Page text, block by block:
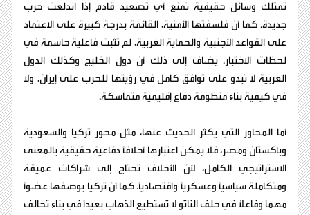
تمتلك وسائل حقيقية تمنع أي تصعيد قادم إذا اندلعت حرب
جديدة. كما أن فلسفتها الأمنية، القائمة بدرجة كبيرة على الاعتماد
على القواعد الأجنبية والحماية الغربية، لم تثبت فاعلية حاسمة في
لحظات الاختبار. يضاف إلى ذلك أن دول الخليج وكذلك الدول
العربية لا تبدو على توافق كامل في رؤيتها للحرب على إيران، ولا
في كيفية بناء منظومة دفاع إقليمية متماسكة.
أما المحاور التي يكثر الحديث عنها، مثل محور تركيا والسعودية
وباكستان ومصر، فلا يمكن اعتبارها أحلافاً دفاعية حقيقية بالمعنى
الاستراتيجي الكامل، لأن الأحلاف تحتاج إلى شراكات عميقة
ومتكاملة سياسياً وعسكرياً واقتصادياً. كما أن تركيا بوصفها عضواً
مهماً وفاعلاً في حلف الناتو لا تستطيع الذهاب بعيداً في بناء تحالف